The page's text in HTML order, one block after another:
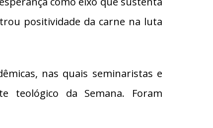
positividade da carne na luta
nas quais seminaristas e
teológico da Semana. Foram